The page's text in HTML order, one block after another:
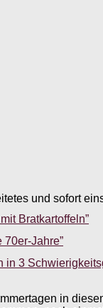
und sofort
Bratkartoffeln”
70er-Jahre”
in 3
in